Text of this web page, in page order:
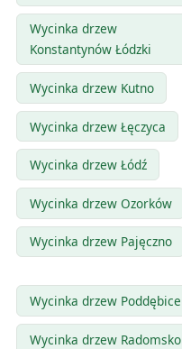
Wycinka drzew
Konstantynów Łódzki
Wycinka drzew Kutno
Wycinka drzew Łęczyca
Wycinka drzew Łódź
Wycinka drzew Ozorków
Wycinka drzew Pajęczno
Wycinka drzew Poddębice
Wycinka drzew Radomsko